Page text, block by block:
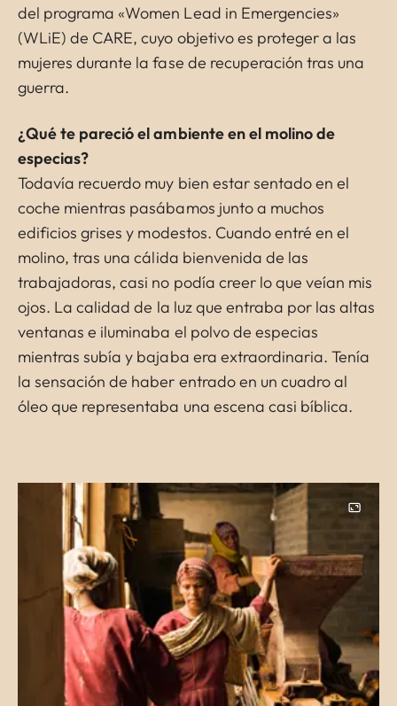
del programa «Women Lead in Emergencies»
(WLiE) de CARE, cuyo objetivo es proteger a las
mujeres durante la fase de recuperación tras una
guerra.
¿Qué te pareció el ambiente en el molino de
especias?
Todavía recuerdo muy bien estar sentado en el
coche mientras pasábamos junto a muchos
edificios grises y modestos. Cuando entré en el
molino, tras una cálida bienvenida de las
trabajadoras, casi no podía creer lo que veían mis
ojos. La calidad de la luz que entraba por las altas
ventanas e iluminaba el polvo de especias
mientras subía y bajaba era extraordinaria. Tenía
la sensación de haber entrado en un cuadro al
óleo que representaba una escena casi bíblica.